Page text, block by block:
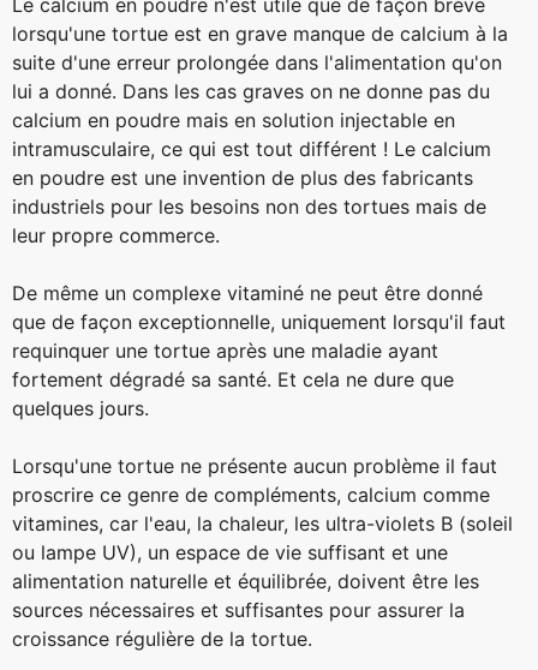
Le calcium en poudre n'est utile que de façon brève
lorsqu'une tortue est en grave manque de calcium à la
suite d'une erreur prolongée dans l'alimentation qu'on
lui a donné. Dans les cas graves on ne donne pas du
calcium en poudre mais en solution injectable en
intramusculaire, ce qui est tout différent ! Le calcium
en poudre est une invention de plus des fabricants
industriels pour les besoins non des tortues mais de
leur propre commerce.
De même un complexe vitaminé ne peut être donné
que de façon exceptionnelle, uniquement lorsqu'il faut
requinquer une tortue après une maladie ayant
fortement dégradé sa santé. Et cela ne dure que
quelques jours.
Lorsqu'une tortue ne présente aucun problème il faut
proscrire ce genre de compléments, calcium comme
vitamines, car l'eau, la chaleur, les ultra-violets B (soleil
ou lampe UV), un espace de vie suffisant et une
alimentation naturelle et équilibrée, doivent être les
sources nécessaires et suffisantes pour assurer la
croissance régulière de la tortue.